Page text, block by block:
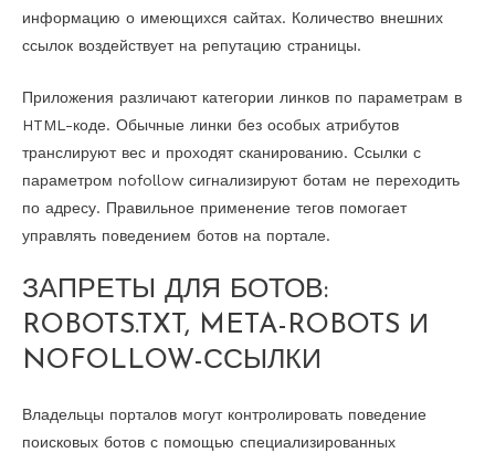
информацию о имеющихся сайтах. Количество внешних
ссылок воздействует на репутацию страницы.
Приложения различают категории линков по параметрам в
HTML-коде. Обычные линки без особых атрибутов
транслируют вес и проходят сканированию. Ссылки с
параметром nofollow сигнализируют ботам не переходить
по адресу. Правильное применение тегов помогает
управлять поведением ботов на портале.
ЗАПРЕТЫ ДЛЯ БОТОВ:
ROBOTS.TXT, META-ROBOTS И
NOFOLLOW-ССЫЛКИ
Владельцы порталов могут контролировать поведение
поисковых ботов с помощью специализированных